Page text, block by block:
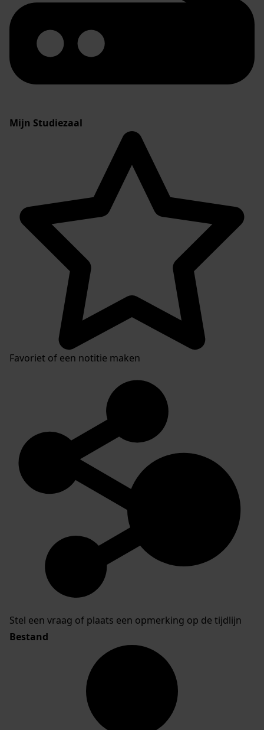
Mijn Studiezaal
Favoriet of een notitie maken
Stel een vraag of plaats een opmerking op de tijdlijn
Bestand